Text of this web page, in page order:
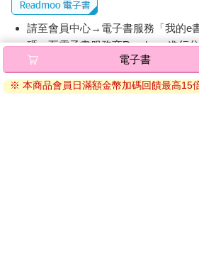
請至會員中心→電子書服務「我的e
碼』至電子書服務商Readmoo進行
退換貨須知：
因版權保護，您在金石堂所購買的電
電子書
※ 本商品會員日滿額金幣加碼回饋最高15